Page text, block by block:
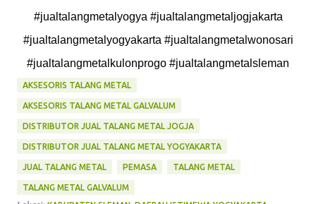
#jualtalangmetalyogya #jualtalangmetaljogjakarta
#jualtalangmetalyogyakarta #jualtalangmetalwonosari
#jualtalangmetalkulonprogo #jualtalangmetalsleman
AKSESORIS TALANG METAL
AKSESORIS TALANG METAL GALVALUM
DISTRIBUTOR JUAL TALANG METAL JOGJA
DISTRIBUTOR JUAL TALANG METAL YOGYAKARTA
JUAL TALANG METAL PEMASA TALANG METAL
TALANG METAL GALVALUM